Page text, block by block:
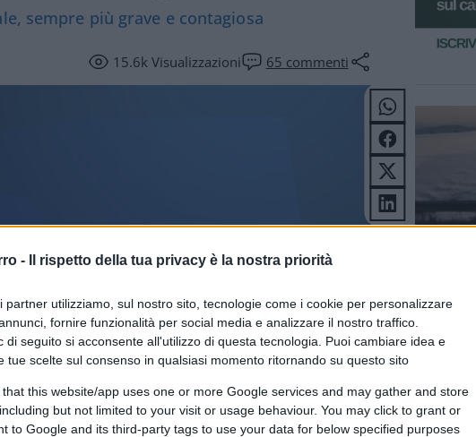
- Il rispetto della tua privacy è la nostra priorità
partner utilizziamo, sul nostro sito, tecnologie come i cookie per personalizzare
fornire funzionalità per social media e analizzare il nostro traffico.
di seguito si acconsente all'utilizzo di questa tecnologia. Puoi cambiare idea e
tue scelte sul consenso in qualsiasi momento ritornando su questo sito
that this website/app uses one or more Google services and may gather and store
but not limited to your visit or usage behaviour. You may click to grant or
to Google and its third-party tags to use your data for below specified purposes
sempre più grave e contagiosa
15.6kVisualizzazioni 65 commenti
SPETTACOLI